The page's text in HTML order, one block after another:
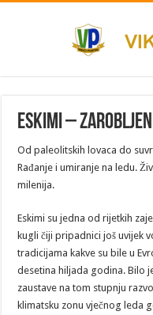
Eskimi –
Od paleolitskih lovaca do
Rađanje i umiranje na ledu.
milenija.
Eskimi su jedna od rijetkih
kugli čiji pripadnici još uvijek
tradicijama kakve su bile u
desetina hiljada godina. Bilo
zaustave na tom stupnju
klimatsku zonu vječnog leda